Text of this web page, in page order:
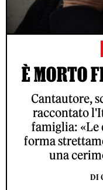
È MORTO
Cantautore,
raccontato
famiglia: «Le
forma
una
DI